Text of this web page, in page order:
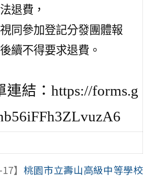
退費，
同參加登記分發團體報
續不得要求退費。
連結：https://forms.g
】 桃園市立壽山高級中等學校